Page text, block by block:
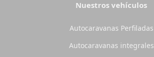
Nuestros vehículos
Autocaravanas Perfiladas
Autocaravanas integrales